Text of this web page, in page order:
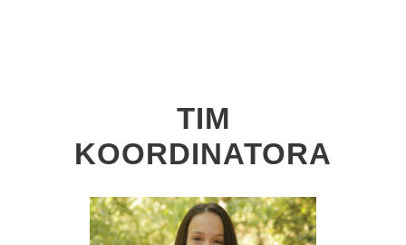
TIM
KOORDINATORA